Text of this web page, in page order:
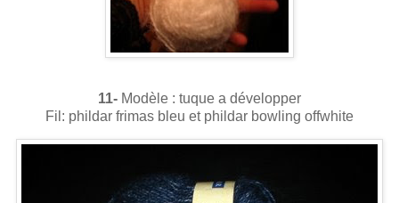
11- Modèle : tuque a développer
Fil: phildar frimas bleu et phildar bowling offwhite